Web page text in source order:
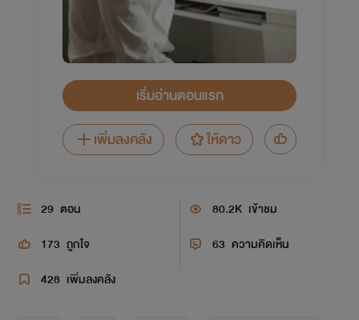
เริ่มอ่านตอนแรก
เพิ่มลงคลัง
ให้ดาว
29 ตอน 80.2K เข้าชม
173 ถูกใจ 63 ความคิดเห็น
428 เพิ่มลงคลัง